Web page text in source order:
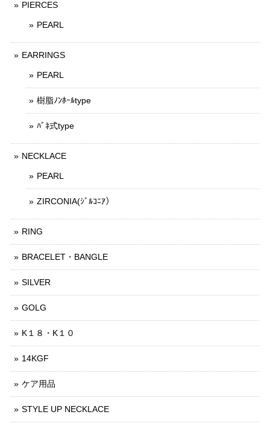
PIERCES
PEARL
EARRINGS
PEARL
樹脂ﾉﾝﾎｰﾙtype
ﾊﾞﾈ式type
NECKLACE
PEARL
ZIRCONIA(ｼﾞﾙｺﾆｱ）
RING
BRACELET・BANGLE
SILVER
GOLG
K１８・K１０
14KGF
ケア用品
STYLE UP NECKLACE